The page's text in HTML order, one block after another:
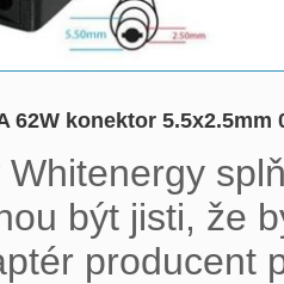
62W konektor 5.5x2.5mm
být jisti, že
producent